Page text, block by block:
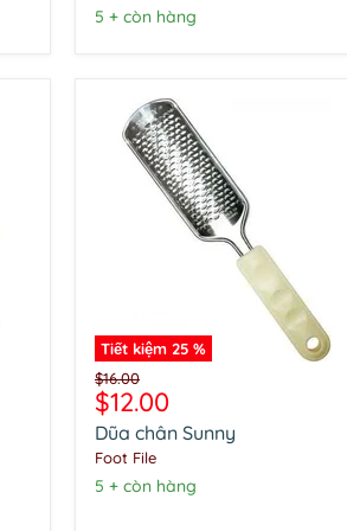
vết
chai
5 + còn hàng
Tiết kiệm 25 %
Dũa
chân
Sunny
Giá
gốc
$16.00
Giá
hiện
tại
$12.00
Dũa chân Sunny
Foot File
5 + còn hàng